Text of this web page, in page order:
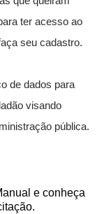
12h e das 14h
ter acesso ao
seu cadastro.
de dados para
visando
pública.
e conheça